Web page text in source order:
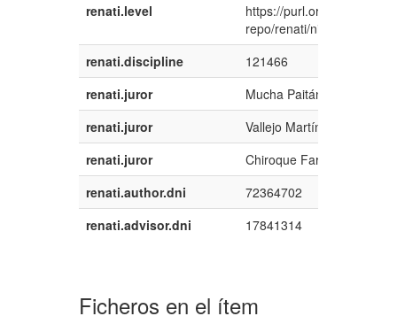
renati.level
https://purl.org/pe-
repo/renati/
renati.discipline
121466
renati.juror
Mucha Paitán, Angel
renati.juror
Vallejo Martínez, Miriam
renati.juror
Chiroque Farfán, Manuel
renati.author.dni
72364702
renati.advisor.dni
17841314
Ficheros en el ítem